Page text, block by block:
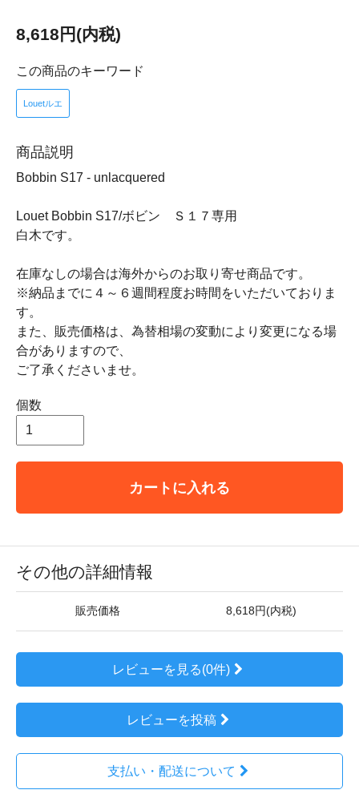
8,618円(内税)
この商品のキーワード
Louetルエ
商品説明
Bobbin S17 - unlacquered
Louet Bobbin S17/ボビン Ｓ１７専用
白木です。
在庫なしの場合は海外からのお取り寄せ商品です。
※納品までに４～６週間程度お時間をいただいておりま
す。
また、販売価格は、為替相場の変動により変更になる場
合がありますので、
ご了承くださいませ。
個数
カートに入れる
その他の詳細情報
販売価格 8,618円(内税)
レビューを見る(0件)
レビューを投稿
支払い・配送について